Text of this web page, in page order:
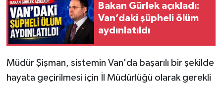
Bakan Gürlek açıkladı:
Van’daki şüpheli ölüm
aydınlatıldı
Müdür Şişman, sistemin Van'da başarılı bir şekilde
hayata geçirilmesi için İl Müdürlüğü olarak gerekli